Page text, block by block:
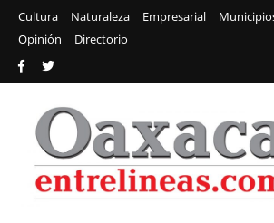
Cultura Naturaleza Empresarial
Opinión
Directorio